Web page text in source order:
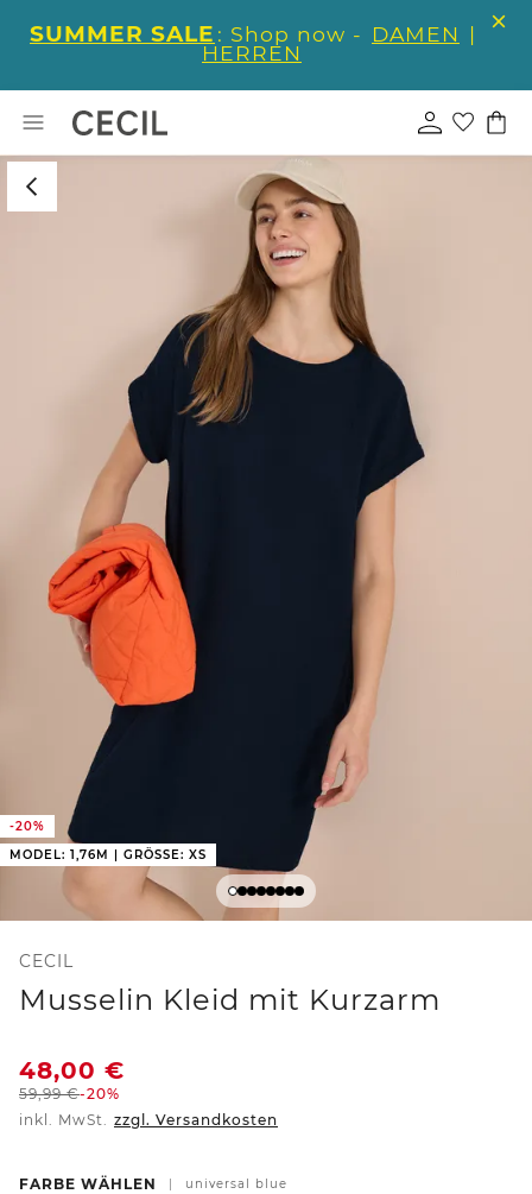
SUMMER SALE : Shop now - DAMEN |
HERREN
-20%
MODEL: 1,76M | GRÖSSE: XS
CECIL
Musselin Kleid mit Kurzarm
48,00 €
59,99€-20%
inkl. MwSt. zzgl. Versandkosten
FARBE WÄHLEN universal blue